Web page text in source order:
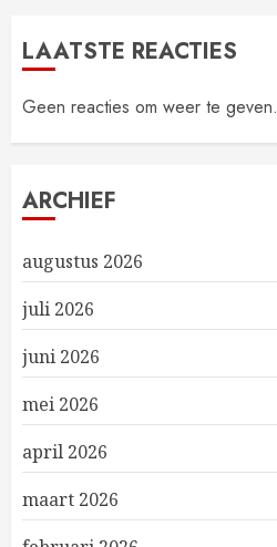
LAATSTE REACTIES
Geen reacties om weer te geven.
ARCHIEF
augustus 2026
juli 2026
juni 2026
mei 2026
april 2026
maart 2026